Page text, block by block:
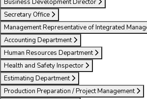
Business Development Director
Secretary Office
Management Representative of Integrated
Accounting Department
Human Resources Department
Health and Safety Inspector
Estimating Department
Production Preparation / Project Management